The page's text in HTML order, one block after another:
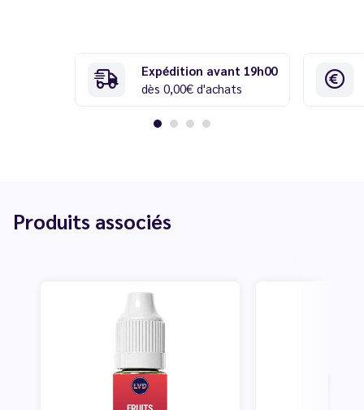
Expédition avant 19h00
dès 0,00€ d'achats
Produits associés